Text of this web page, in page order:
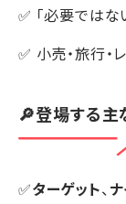
✅ 「必要では
✅ 小売・旅行
🔎登場する主
✅ターゲット、